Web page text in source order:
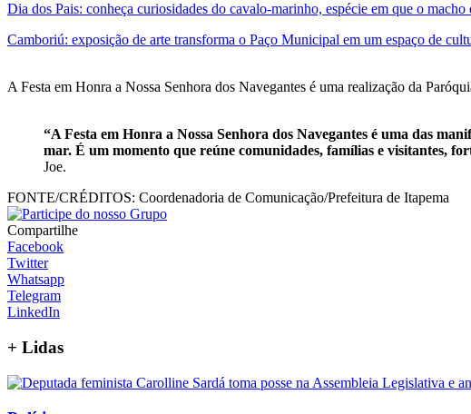
Dia dos Pais: conheça curiosidades do cavalo-marinho, espécie em que o
Camboriú: exposição de arte transforma o Paço Municipal em um espaço de
A Festa em Honra a Nossa Senhora dos Navegantes é uma realização da
“A Festa em Honra a Nossa Senhora dos Navegantes é uma das
mar. É um momento que reúne comunidades, famílias e visitantes,
Joe.
FONTE/CRÉDITOS: Coordenadoria de Comunicação/Prefeitura de Itapema
Compartilhe
Facebook
Twitter
Whatsapp
Telegram
LinkedIn
+ Lidas